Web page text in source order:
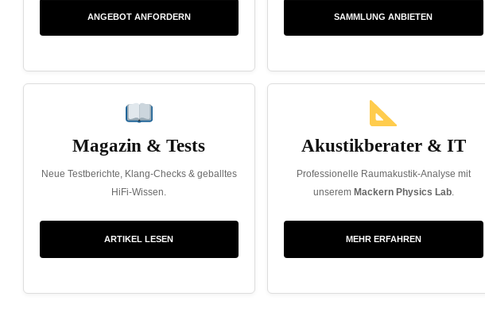
ANGEBOT ANFORDERN SAMMLUNG ANBIETEN
Magazin & Tests
Neue Testberichte, Klang-Checks & geballtes
HiFi-Wissen.
ARTIKEL LESEN
Akustikberater & IT
Professionelle Raumakustik-Analyse mit
unserem Mackern Physics Lab.
MEHR ERFAHREN